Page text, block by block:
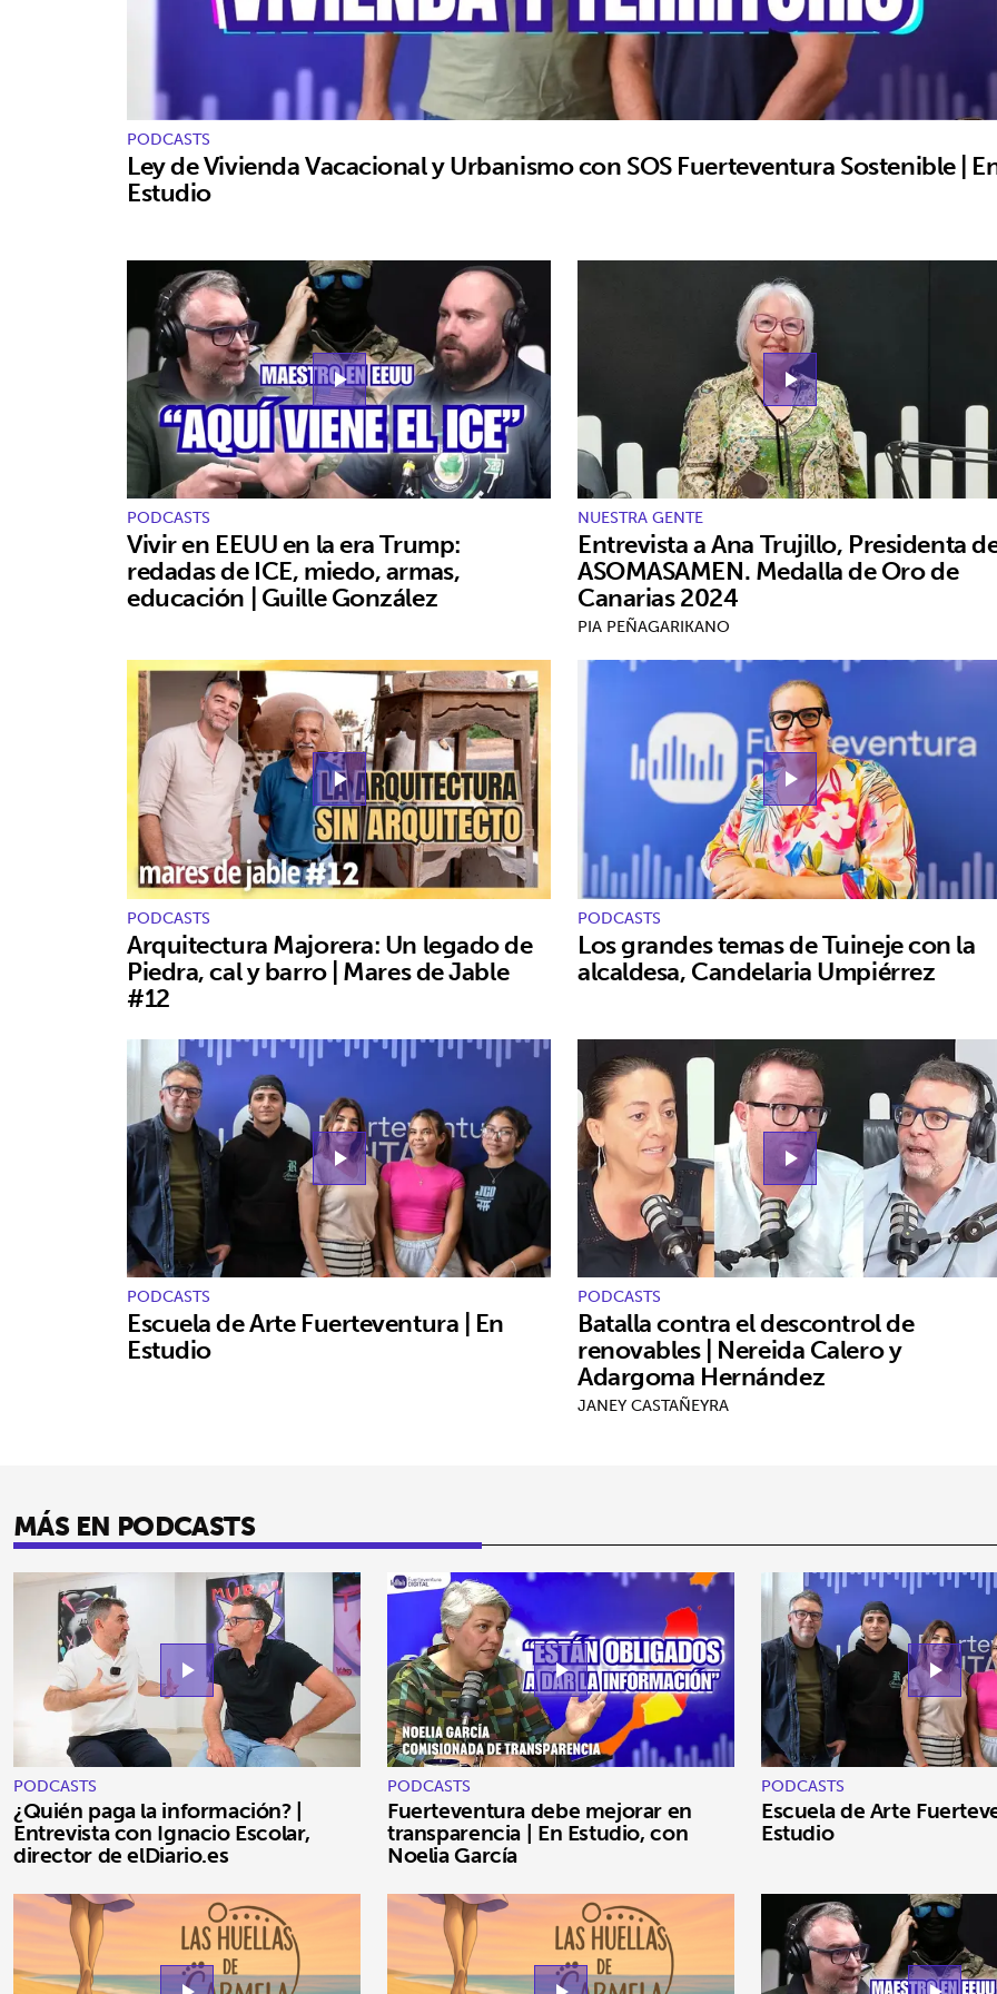
PODCASTS
Ley de Vivienda Vacacional y Urbanismo con SOS Fuerteventura Sostenible |
Estudio
play_arrow
PODCASTS
Vivir en EEUU en la era Trump:
redadas de ICE, miedo, armas,
educación | Guille González
play_arrow
NUESTRA GENTE
Entrevista a Ana Trujillo, Presidenta
ASOMASAMEN. Medalla de Oro de
Canarias 2024
PIA PEÑAGARIKANO
play_arrow
PODCASTS
Arquitectura Majorera: Un legado de
Piedra, cal y barro | Mares de Jable
#12
play_arrow
PODCASTS
Los grandes temas de Tuineje con la
alcaldesa, Candelaria Umpiérrez
play_arrow
PODCASTS
Escuela de Arte Fuerteventura | En
Estudio
play_arrow
PODCASTS
Batalla contra el descontrol de
renovables | Nereida Calero y
Adargoma Hernández
JANEY CASTAÑEYRA
MÁS EN PODCASTS
play_arrow
PODCASTS
¿Quién paga la información? |
Entrevista con Ignacio Escolar,
director de elDiario.es
play_arrow
PODCASTS
Fuerteventura debe mejorar en
transparencia | En Estudio, con
Noelia García
play_arrow
PODCASTS
Escuela de Arte
Estudio